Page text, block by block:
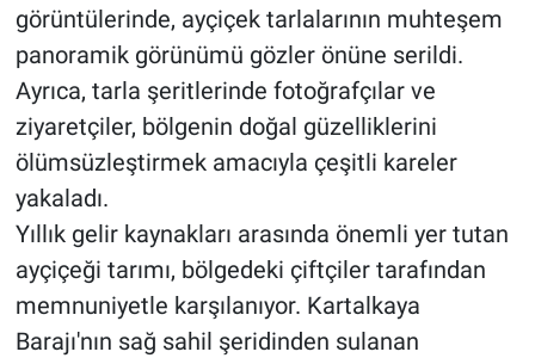
görüntülerinde, ayçiçek tarlalarının muhteşem
panoramik görünümü gözler önüne serildi.
Ayrıca, tarla şeritlerinde fotoğrafçılar ve
ziyaretçiler, bölgenin doğal güzelliklerini
ölümsüzleştirmek amacıyla çeşitli kareler
yakaladı.
Yıllık gelir kaynakları arasında önemli yer tutan
ayçiçeği tarımı, bölgedeki çiftçiler tarafından
memnuniyetle karşılanıyor. Kartalkaya
Barajı'nın sağ sahil şeridinden sulanan